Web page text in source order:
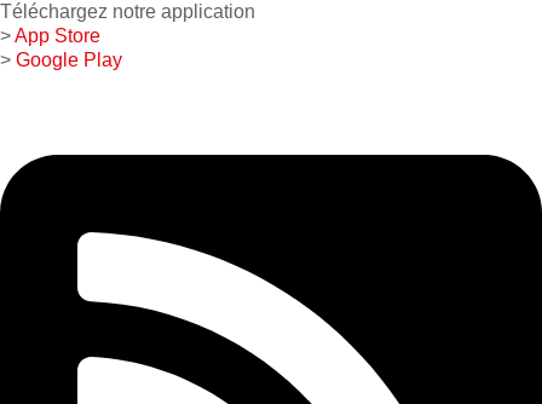
Téléchargez notre application
>App Store
> Google Play